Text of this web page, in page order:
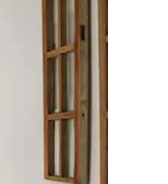
tocando e deslizando o dedo na